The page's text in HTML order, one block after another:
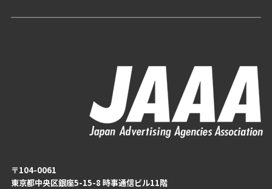
〒104-0061
東京都中央区銀座5-15-8 時事通信ビル11階